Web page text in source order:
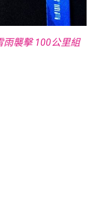
雨襲擊 100公里組